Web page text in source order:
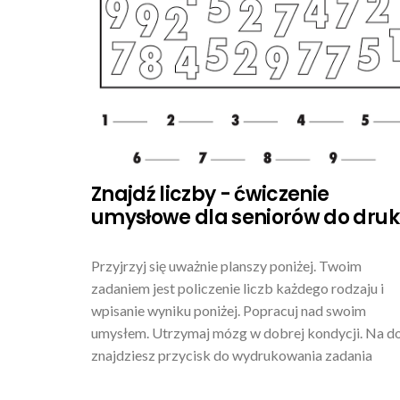
Znajdź liczby - ćwiczenie
umysłowe dla seniorów do
Przyjrzyj się uważnie planszy poniżej. Twoim
zadaniem jest policzenie liczb każdego rodzaju i
wpisanie wyniku poniżej. Popracuj nad swoim
umysłem. Utrzymaj mózg w dobrej kondycji. Na
znajdziesz przycisk do wydrukowania zadania